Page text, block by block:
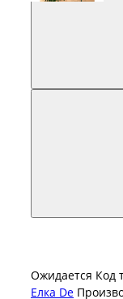
Ожидается Код
Елка De